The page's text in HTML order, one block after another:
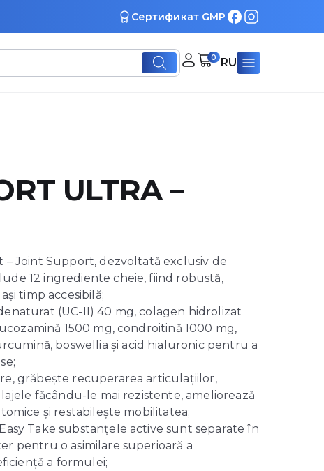
Сертификат GMP
0 RU
ULTRA –
– Joint Support, dezvoltată exclusiv de
12 ingrediente cheie, fiind robustă,
timp accesibilă;
(UC-II) 40 mg, colagen hidrolizat
1500 mg, condroitină 1000 mg,
boswellia și acid hialuronic pentru a
grăbește recuperarea articulațiilor,
făcându-le mai rezistente, ameliorează
și restabilește mobilitatea;
Take substanțele active sunt separate în
pentru o asimilare superioară a
a formulei;